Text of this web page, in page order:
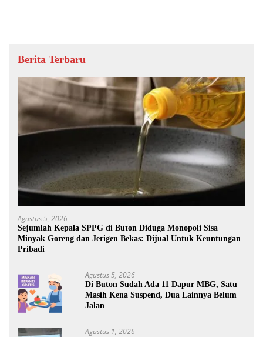
Berita Terbaru
Agustus 5, 2026
Sejumlah Kepala SPPG di Buton Diduga Monopoli Sisa
Minyak Goreng dan Jerigen Bekas: Dijual Untuk Keuntungan
Pribadi
Agustus 5, 2026
Di Buton Sudah Ada 11 Dapur MBG, Satu
Masih Kena Suspend, Dua Lainnya Belum
Jalan
Agustus 1, 2026